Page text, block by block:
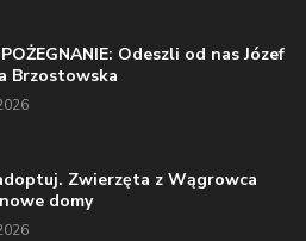
Odeszli od nas Józef
Brzostowska
Zwierzęta z Wągrowca
domy